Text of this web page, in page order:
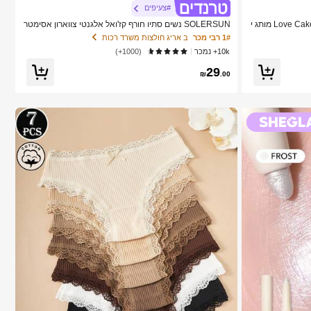
SHEGLAM Color Bloom סומק נוזלי מט-Love Cake מותג י
#צעיפים
SOLERSUN נשים סתיו חורף קז'ואל אלגנטי צווארון אסימטר
י שרוול ארוך חולצה אסימטרית מכפלת אופנתית וינטג' שקיעה
הדפס חג חולצות עם שרוולי עטלף הגעה חדשה רב-תכליתית,
סתיו חורף, נסיעות יומיומיות, יציאה
1# רבי מכר
ב אריג חולצות משרד רכות
10k+ נמכר
(1000+)
₪29 .00